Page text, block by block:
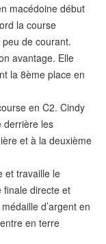
macédoine début
la course
de courant.
avantage. Elle
la 8ème place en
en C2. Cindy
derrière les
et à la deuxième
et travaille le
finale directe et
d’argent en
en terre